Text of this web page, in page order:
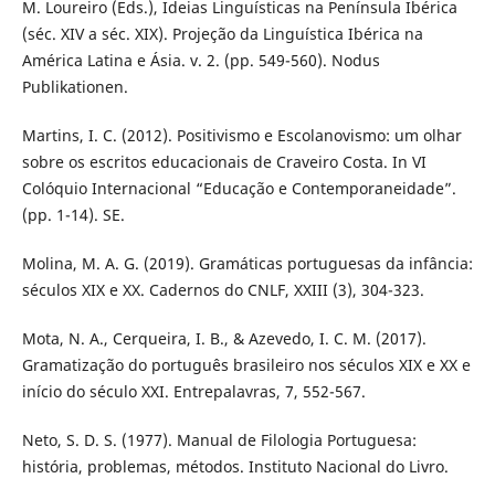
M. Loureiro (Eds.), Ideias Linguísticas na Península Ibérica
(séc. XIV a séc. XIX). Projeção da Linguística Ibérica na
América Latina e Ásia. v. 2. (pp. 549-560). Nodus
Publikationen.
Martins, I. C. (2012). Positivismo e Escolanovismo: um olhar
sobre os escritos educacionais de Craveiro Costa. In VI
Colóquio Internacional “Educação e Contemporaneidade”.
(pp. 1-14). SE.
Molina, M. A. G. (2019). Gramáticas portuguesas da infância:
séculos XIX e XX. Cadernos do CNLF, XXIII (3), 304-323.
Mota, N. A., Cerqueira, I. B., & Azevedo, I. C. M. (2017).
Gramatização do português brasileiro nos séculos XIX e XX e
início do século XXI. Entrepalavras, 7, 552-567.
Neto, S. D. S. (1977). Manual de Filologia Portuguesa:
história, problemas, métodos. Instituto Nacional do Livro.